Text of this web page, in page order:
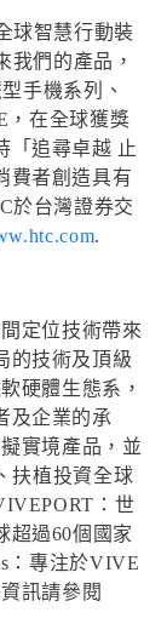
球智慧行動裝
我們的產品，
手機系列、
，在全球獲獎
「追尋卓越 止
費者創造具有
於台灣證券交
.
定位技術帶來
的技術及頂級
硬體生態系，
及企業的承
實境產品，並
扶植投資全球
：世
超過60個國家
：專注於VIVE
訊請參閱